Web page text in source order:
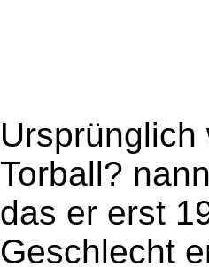
Torball?
das er erst
Geschlecht